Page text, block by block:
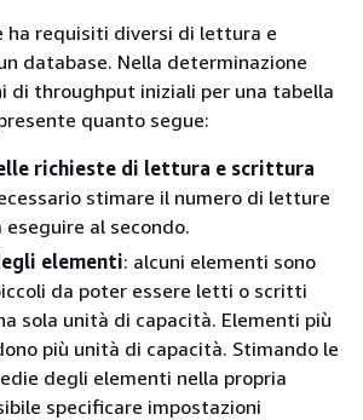
ha requisiti diversi di lettura e
database. Nella determinazione
di throughput iniziali per una tabella
quanto segue:
richieste di lettura e scrittura
stimare il numero di letture
al secondo.
elementi: alcuni elementi sono
da poter essere letti o scritti
sola unità di capacità. Elementi più
più unità di capacità. Stimando le
degli elementi nella propria
specificare impostazioni